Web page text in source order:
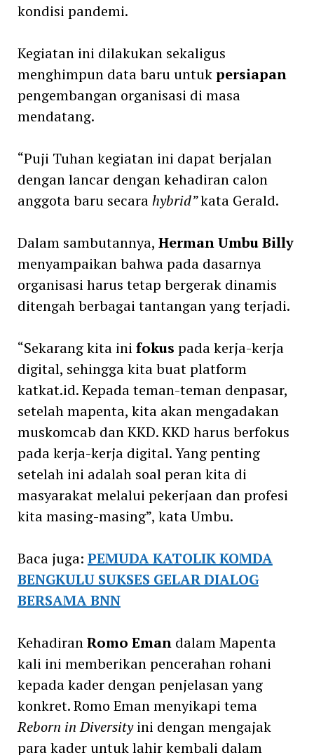
kondisi pandemi.
Kegiatan ini dilakukan sekaligus
menghimpun data baru untukpersiapan
pengembangan organisasi di masa
mendatang.
“Puji Tuhan kegiatan ini dapat berjalan
dengan lancar dengan kehadiran calon
anggota baru secarahybrid”kata Gerald.
Dalam sambutannya, Herman Umbu Billy
menyampaikan bahwa pada dasarnya
organisasi harus tetap bergerak dinamis
ditengah berbagai tantangan yang terjadi.
“Sekarang kita ini fokus pada kerja-kerja
digital, sehingga kita buat platform
katkat.id. Kepada teman-teman denpasar,
setelah mapenta, kita akan mengadakan
muskomcab dan KKD. KKD harus berfokus
pada kerja-kerja digital. Yang penting
setelah ini adalah soal peran kita di
masyarakat melalui pekerjaan dan profesi
kita masing-masing”, kata Umbu.
Baca juga: PEMUDA KATOLIK KOMDA
BENGKULU SUKSES GELAR DIALOG
BERSAMA BNN
KehadiranRomo Emandalam Mapenta
kali ini memberikan pencerahan rohani
kepada kader dengan penjelasan yang
konkret. Romo Eman menyikapi tema
Reborn in Diversityini dengan mengajak
para kader untuk lahir kembali dalam